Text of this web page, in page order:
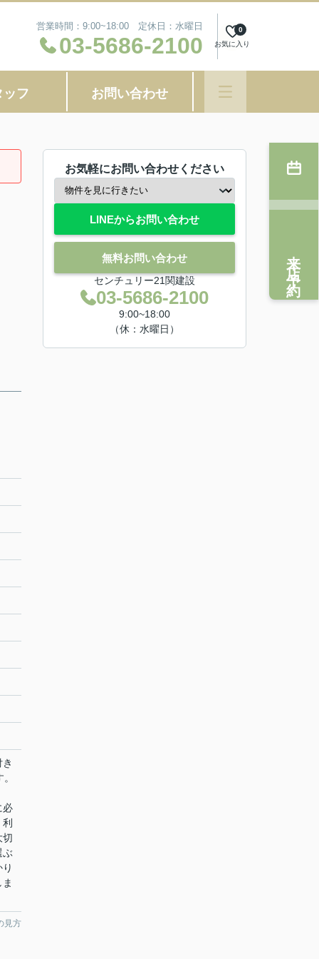
営業時間：9:00~18:00 定休日：水曜日
03-5686-2100 お気に入り
0
ッフ お問い合わせ
必
切
ぶ
見方
お気軽にお問い合わせください
LINEからお問い合わせ
無料お問い合わせ
センチュリー21関建設
03-5686-2100
9:00~18:00
（休：水曜日）
来店予約